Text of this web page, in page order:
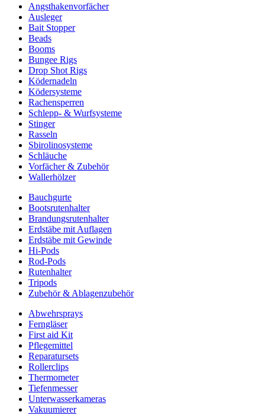
Angsthakenvorfächer
Ausleger
Bait Stopper
Beads
Booms
Bungee Rigs
Drop Shot Rigs
Ködernadeln
Ködersysteme
Rachensperren
Schlepp- & Wurfsysteme
Stinger
Rasseln
Sbirolinosysteme
Schläuche
Vorfächer & Zubehör
Wallerhölzer
Bauchgurte
Bootsrutenhalter
Brandungsrutenhalter
Erdstäbe mit Auflagen
Erdstäbe mit Gewinde
Hi-Pods
Rod-Pods
Rutenhalter
Tripods
Zubehör & Ablagenzubehör
Abwehrsprays
Ferngläser
First aid Kit
Pflegemittel
Reparatursets
Rollerclips
Thermometer
Tiefenmesser
Unterwasserkameras
Vakuumierer